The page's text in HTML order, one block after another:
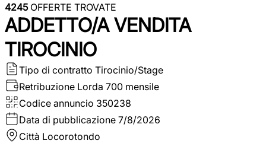
4245OFFERTE TROVATE
ADDETTO/A VENDITA
TIROCINIO
Tipo di contratto Tirocinio/Stage
Retribuzione Lorda 700 mensile
Codice annuncio 350238
Data di pubblicazione 7/8/2026
Città Locorotondo